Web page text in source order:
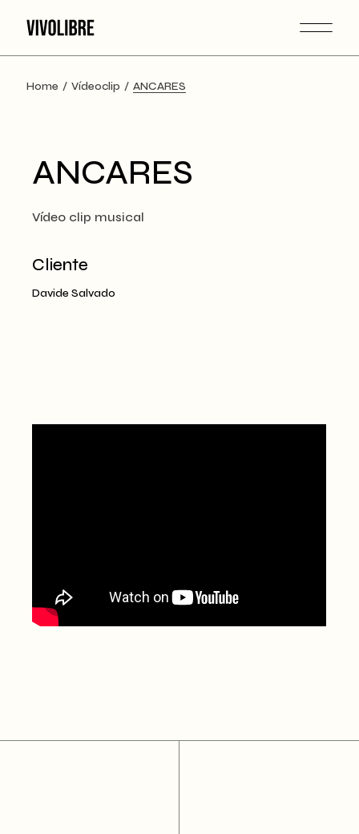
Home Vídeoclip ANCARES
ANCARES
Vídeo clip musical
Cliente
Davide Salvado